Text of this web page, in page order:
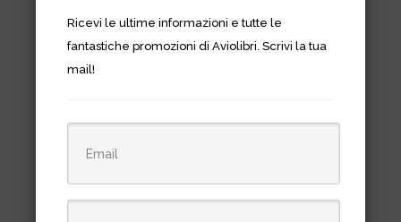
Ricevi le ultime informazioni e tutte le
fantastiche promozioni di Aviolibri. Scrivi la tua
mail!